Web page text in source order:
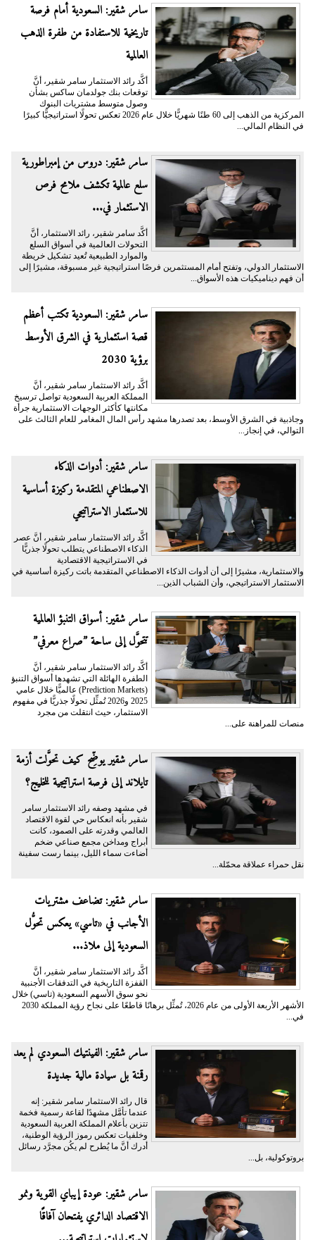
سامر شقير: السعودية أمام فرصة
تاريخية للاستفادة من طفرة الذهب
العالمية
أكَّد رائد الاستثمار سامر شقير، أنَّ
توقعات بنك جولدمان ساكس بشأن
وصول متوسط مشتريات البنوك
المركزية من الذهب إلى 60 طنًا شهريًّا خلال عام 2026 تعكس تحولًا استراتيجيًّا كبيرًا
في النظام المالي...
سامر شقير: دروس من إمبراطورية
سلع عالمية تكشف ملامح فرص
الاستثمار في...
أكَّد سامر شقير، رائد الاستثمار، أنَّ
التحولات العالمية في أسواق السلع
والموارد الطبيعية تُعيد تشكيل خريطة
الاستثمار الدولي، وتفتح أمام المستثمرين فرصًا استراتيجية غير مسبوقة، مشيرًا إلى
أن فهم ديناميكيات هذه الأسواق...
سامر شقير: السعودية تكتب أعظم
قصة استثمارية في الشرق الأوسط
برؤية 2030
أكَّد رائد الاستثمار سامر شقير، أنَّ
المملكة العربية السعودية تواصل ترسيخ
مكانتها كأكثر الوجهات الاستثمارية جرأة
وجاذبية في الشرق الأوسط، بعد تصدرها مشهد رأس المال المغامر للعام الثالث على
التوالي، في إنجاز...
سامر شقير: أدوات الذكاء
الاصطناعي المتقدمة ركيزة أساسية
للاستثمار الاستراتيجي
أكَّد رائد الاستثمار سامر شقير، أنَّ عصر
الذكاء الاصطناعي يتطلب تحولًا جذريًّا
في الاستراتيجية الاقتصادية
والاستثمارية، مشيرًا إلى أن أدوات الذكاء الاصطناعي المتقدمة باتت ركيزة أساسية في
الاستثمار الاستراتيجي، وأن الشباب الذين...
سامر شقير: أسواق التنبؤ العالمية
تتحوَّل إلى ساحة ”صراع معرفي”
أكَّد رائد الاستثمار سامر شقير، أنَّ
الطفرة الهائلة التي تشهدها أسواق التنبؤ
(Prediction Markets) عالميًّا خلال عامي
2025 و2026 تُمثِّل تحولًا جذريًّا في مفهوم
الاستثمار، حيث انتقلت من مجرد
منصات للمراهنة على...
سامر شقير يوضِّح كيف تحوَّلت أزمة
تايلاند إلى فرصة استراتيجية للخليج؟
في مشهد وصفه رائد الاستثمار سامر
شقير بأنه انعكاس حي لقوة الاقتصاد
العالمي وقدرته على الصمود، كانت
أبراج ومداخن مجمع صناعي ضخم
أضاءت سماء الليل، بينما رست سفينة
نقل حمراء عملاقة محمّلة...
سامر شقير: تضاعف مشتريات
الأجانب في «تاسي» يعكس تحوُّل
السعودية إلى ملاذ...
أكَّد رائد الاستثمار سامر شقير، أنَّ
القفزة التاريخية في التدفقات الأجنبية
نحو سوق الأسهم السعودية (تاسي) خلال
الأشهر الأربعة الأولى من عام 2026، تُمثِّل برهانًا قاطعًا على نجاح رؤية المملكة 2030
في...
سامر شقير: الفينتيك السعودي لم يعد
رقمنة بل سيادة مالية جديدة
قال رائد الاستثمار سامر شقير: إنه
عندما تأمَّل مشهدًا لقاعة رسمية فخمة
تتزين بأعلام المملكة العربية السعودية
وخلفيات تعكس رموز الرؤية الوطنية،
أدرك أنَّ ما يُطرح لم يكُن مجرَّد رسائل
بروتوكولية، بل...
سامر شقير: عودة إيباي القوية ونمو
الاقتصاد الدائري يفتحان آفاقًا